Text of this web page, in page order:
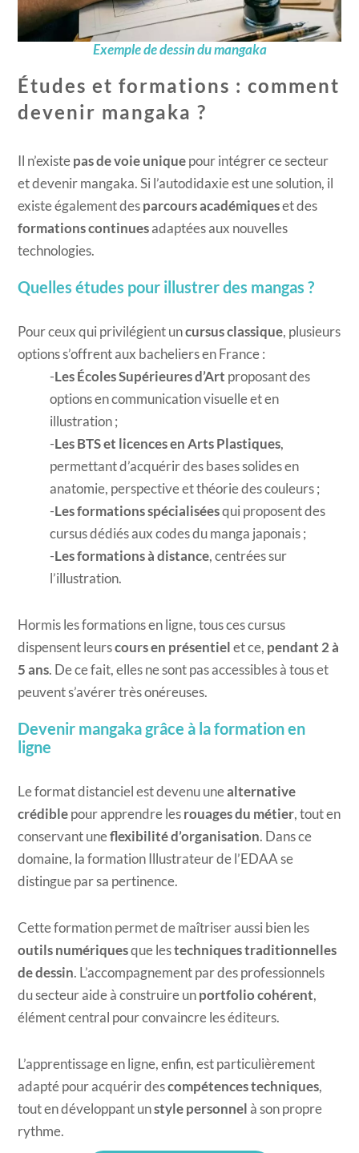
Exemple de dessin du mangaka
Études et formations : comment
devenir mangaka ?
Il n’existe pas de voie unique pour intégrer ce secteur
et devenir mangaka. Si l’autodidaxie est une solution, il
existe également des parcours académiqueset des
formations continuesadaptées aux nouvelles
technologies.
Quelles études pour illustrer des mangas ?
Pour ceux qui privilégient uncursus classique, plusieurs
options s’offrent aux bacheliers en France :
Les Écoles Supérieures d’Art proposant des
options en communication visuelle et en
illustration ;
Les BTS et licences en Arts Plastiques,
permettant d’acquérir des bases solides en
anatomie, perspective et théorie des couleurs ;
Les formations spécialiséesqui proposent des
cursus dédiés aux codes du manga japonais ;
Les formations à distance, centrées sur
l’illustration.
Hormis les formations en ligne, tous ces cursus
dispensent leurscours en présentiel et ce, pendant 2 à
5 ans. De ce fait, elles ne sont pas accessibles à tous et
peuvent s’avérer très onéreuses.
Devenir mangaka grâce à la formation en
ligne
Le format distanciel est devenu unealternative
crédible pour apprendre les rouages du métier, tout en
conservant uneflexibilité d’organisation. Dans ce
domaine, la formation Illustrateur de l’EDAA se
distingue par sa pertinence.
Cette formation permet de maîtriser aussi bien les
outils numériquesque lestechniques traditionnelles
de dessin. L’accompagnement par des professionnels
du secteur aide à construire un portfolio cohérent,
élément central pour convaincre les éditeurs.
L’apprentissage en ligne, enfin, est particulièrement
adapté pour acquérir descompétences techniques,
tout en développant unstyle personnel à son propre
rythme.